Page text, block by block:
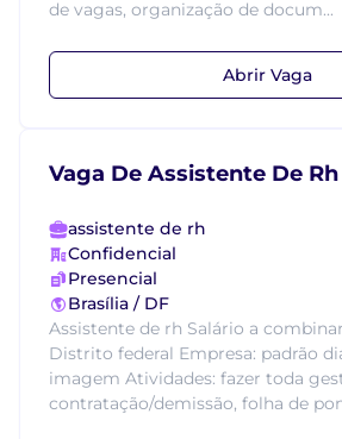
de vagas, organização de docum...
Abrir Vaga
Vaga De Assistente De Rh
assistente de rh
Confidencial
Presencial
Brasília / DF
Assistente de rh Salário a
Distrito federal Empresa: padrão
imagem Atividades: fazer toda
contratação/demissão, folha de